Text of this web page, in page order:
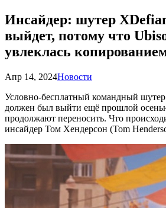
Инсайдер: шутер
выйдет, потому что
увлеклась
Апр 14, 2024Новости
Условно-бесплатный командный
должен был выйти ещё прошлой
продолжают переносить. Что
инсайдер Том Хендерсон (Tom